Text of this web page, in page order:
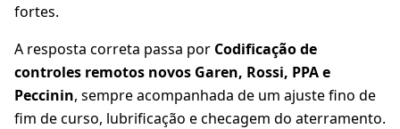
fortes.
A resposta correta passa por Codificação de
controles remotos novos Garen, Rossi, PPA e
Peccinin, sempre acompanhada de um ajuste fino de
fim de curso, lubrificação e checagem do aterramento.